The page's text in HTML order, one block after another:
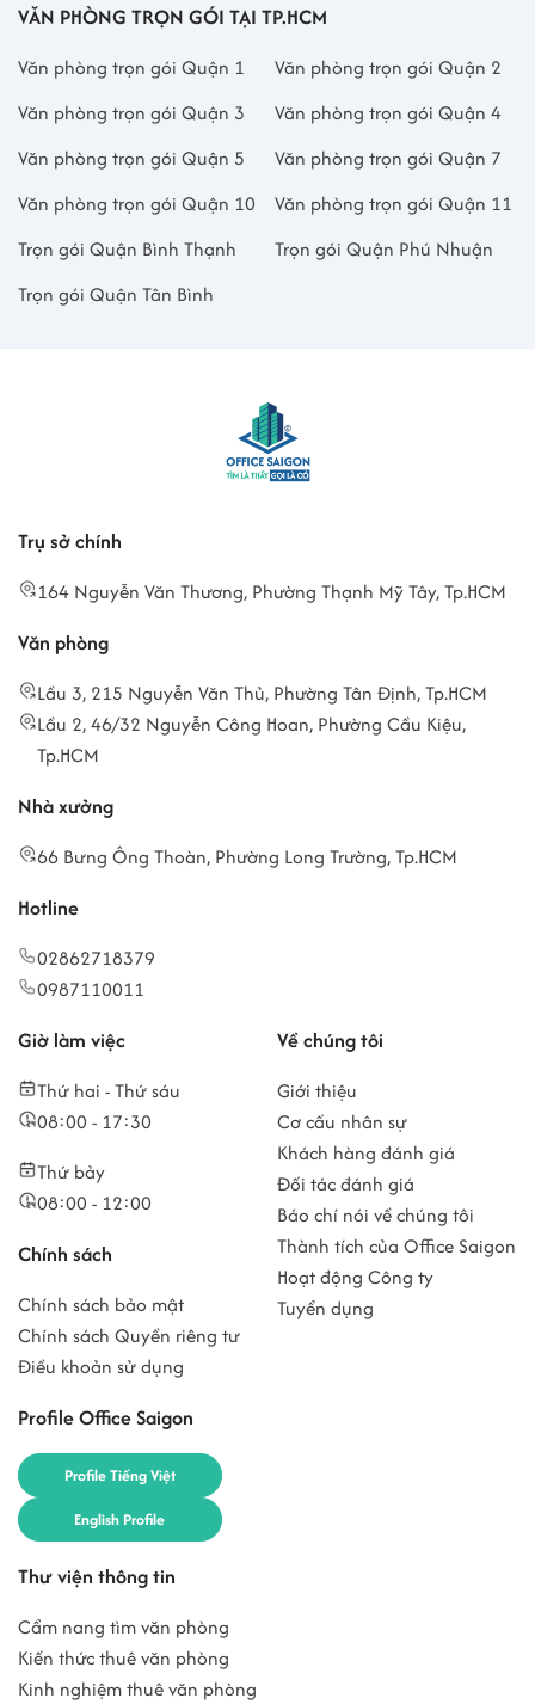
VĂN PHÒNG TRỌN GÓI TẠI TP.HCM
Văn phòng trọn gói Quận 1
Văn phòng trọn gói Quận 2
Văn phòng trọn gói Quận 3
Văn phòng trọn gói Quận 4
Văn phòng trọn gói Quận 5
Văn phòng trọn gói Quận 7
Văn phòng trọn gói Quận 10
Văn phòng trọn gói Quận 11
Trọn gói Quận Bình Thạnh
Trọn gói Quận Phú Nhuận
Trọn gói Quận Tân Bình
Trụ sở chính
164 Nguyễn Văn Thương, Phường Thạnh Mỹ Tây, Tp.HCM
Văn phòng
Lầu 3, 215 Nguyễn Văn Thủ, Phường Tân Định, Tp.HCM
Lầu 2, 46/32 Nguyễn Công Hoan, Phường Cầu Kiệu,
Tp.HCM
Nhà xưởng
66 Bưng Ông Thoàn, Phường Long Trường, Tp.HCM
Hotline
02862718379
0987110011
Giờ làm việc
Thứ hai - Thứ sáu
08:00 - 17:30
Thứ bảy
08:00 - 12:00
Chính sách
Chính sách bảo mật
Chính sách Quyền riêng tư
Điều khoản sử dụng
Profile Office Saigon
Profile Tiếng Việt
English Profile
Về chúng tôi
Giới thiệu
Cơ cấu nhân sự
Khách hàng đánh giá
Đối tác đánh giá
Báo chí nói về chúng tôi
Thành tích của Office Saigon
Hoạt động Công ty
Tuyển dụng
Thư viện thông tin
Cẩm nang tìm văn phòng
Kiến thức thuê văn phòng
Kinh nghiệm thuê văn phòng